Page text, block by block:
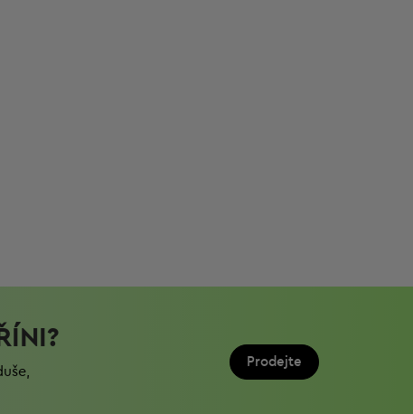
Prodejte